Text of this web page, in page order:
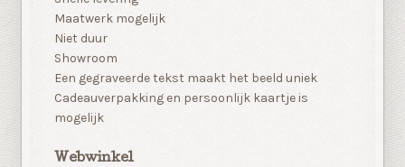
Maatwerk mogelijk
Niet duur
Showroom
Een gegraveerde tekst maakt het beeld uniek
Cadeauverpakking en persoonlijk kaartje is
mogelijk
Webwinkel